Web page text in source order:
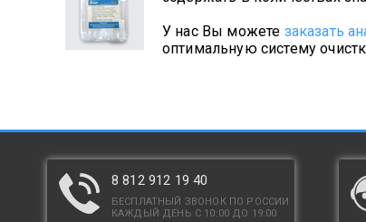
У нас Вы можете заказать
оптимальную систему
8 812 912 19 40
БЕСПЛАТНЫЙ ЗВОНОК ПО РОССИИ
КАЖДЫЙ ДЕНЬ С 10:00 ДО 19:00